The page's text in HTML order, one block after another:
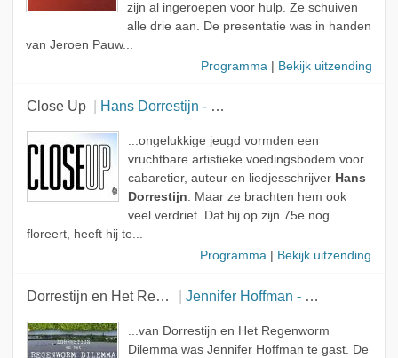
Onderwerp
Muzikant
zijn al ingeroepen voor hulp. Ze schuiven
alle drie aan. De presentatie was in handen
van Jeroen Pauw...
Programma
Bekijk uitzending
Close Up Hans Dorrestijn - De kunst van het lijden
...ongelukkige jeugd vormden een
vruchtbare artistieke voedingsbodem voor
cabaretier, auteur en liedjesschrijver Hans
Dorrestijn. Maar ze brachten hem ook
veel verdriet. Dat hij op zijn 75e nog
floreert, heeft hij te...
Programma
Bekijk uitzending
Dorrestijn en Het Regenworm Dilemma Jennifer Hoffman - Kleding
...van Dorrestijn en Het Regenworm
Dilemma was Jennifer Hoffman te gast. De